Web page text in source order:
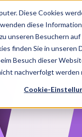
Diese Cookies
diese
unseren Besuchern
finden Sie in unseren
Besuch dieser
nachverfolgt werden
Cookie-